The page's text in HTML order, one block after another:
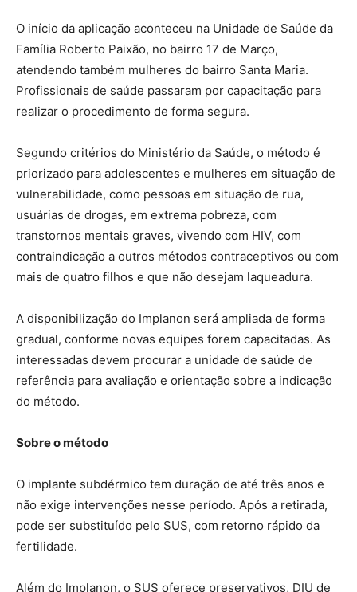
O início da aplicação aconteceu na Unidade de Saúde da
Família Roberto Paixão, no bairro 17 de Março,
atendendo também mulheres do bairro Santa Maria.
Profissionais de saúde passaram por capacitação para
realizar o procedimento de forma segura.
Segundo critérios do Ministério da Saúde, o método é
priorizado para adolescentes e mulheres em situação de
vulnerabilidade, como pessoas em situação de rua,
usuárias de drogas, em extrema pobreza, com
transtornos mentais graves, vivendo com HIV, com
contraindicação a outros métodos contraceptivos ou com
mais de quatro filhos e que não desejam laqueadura.
A disponibilização do Implanon será ampliada de forma
gradual, conforme novas equipes forem capacitadas. As
interessadas devem procurar a unidade de saúde de
referência para avaliação e orientação sobre a indicação
do método.
Sobre o método
O implante subdérmico tem duração de até três anos e
não exige intervenções nesse período. Após a retirada,
pode ser substituído pelo SUS, com retorno rápido da
fertilidade.
Além do Implanon, o SUS oferece preservativos, DIU de